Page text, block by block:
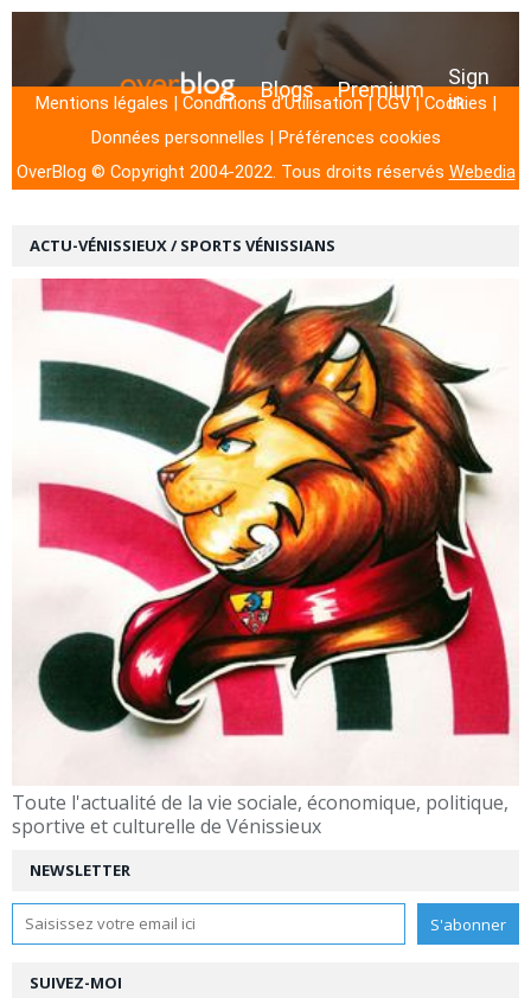
NEWSLETTER
SUIVEZ-MOI
ACTU-VÉNISSIEUX / SPORTS VÉNISSIANS
Toute l'actualité de la vie sociale, économique, politique,
sportive et culturelle de Vénissieux